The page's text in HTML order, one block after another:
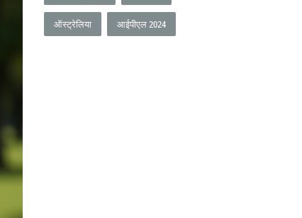
ऑस्ट्रेलिया आईपीएल 2024